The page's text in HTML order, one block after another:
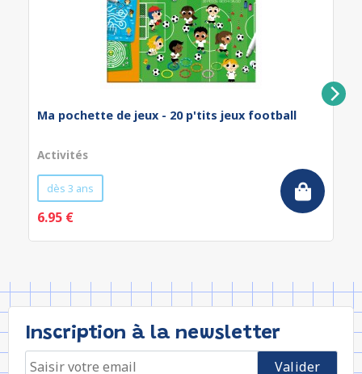
Ma pochette de jeux - 20 p'tits jeux football
Activités
dès 3 ans
6.95 €
Inscription à la newsletter